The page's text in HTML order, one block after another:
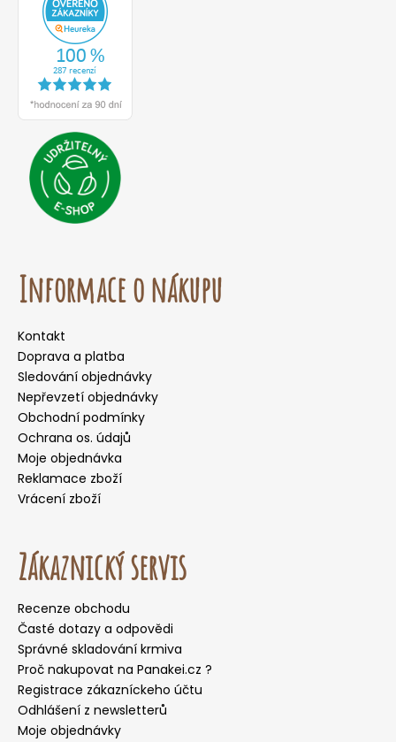
Informace o nákupu
Kontakt
Doprava a platba
Sledování objednávky
Nepřevzetí objednávky
Obchodní podmínky
Ochrana os. údajů
Moje objednávka
Reklamace zboží
Vrácení zboží
Zákaznický servis
Recenze obchodu
Časté dotazy a odpovědi
Správné skladování krmiva
Proč nakupovat na Panakei.cz ?
Registrace zákazníckeho účtu
Odhlášení z newsletterů
Moje objednávky